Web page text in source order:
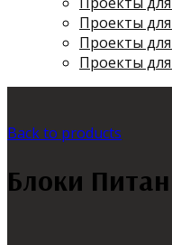
Проекты
Проекты
Проекты
Back to products
Блоки